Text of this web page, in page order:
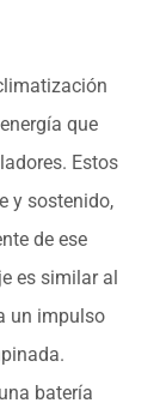
que
Estos
y sostenido,
de ese
es similar al
un impulso
batería